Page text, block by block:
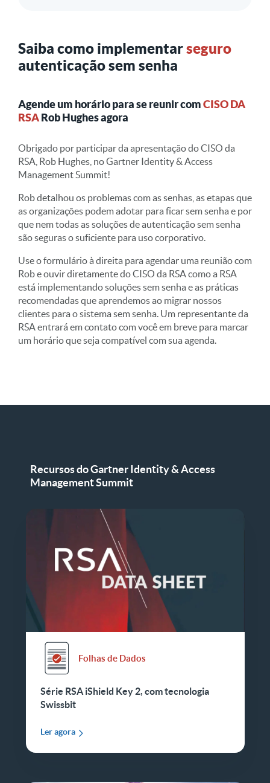
Saiba como implementarseguro
autenticação sem senha
Agende um horário para se reunir comCISO DA
RSARob Hughes agora
Obrigado por participar da apresentação do CISO da
RSA, Rob Hughes, no Gartner Identity & Access
Management Summit!
Rob detalhou os problemas com as senhas, as etapas que
as organizações podem adotar para ficar sem senha e por
que nem todas as soluções de autenticação sem senha
são seguras o suficiente para uso corporativo.
Use o formulário à direita para agendar uma reunião com
Rob e ouvir diretamente do CISO da RSA como a RSA
está implementando soluções sem senha e as práticas
recomendadas que aprendemos ao migrar nossos
clientes para o sistema sem senha. Um representante da
RSA entrará em contato com você em breve para marcar
um horário que seja compatível com sua agenda.
Recursos do Gartner Identity & Access
Management Summit
Folhas de Dados
Série RSA iShield Key 2, com tecnologia
Swissbit
Ler agora